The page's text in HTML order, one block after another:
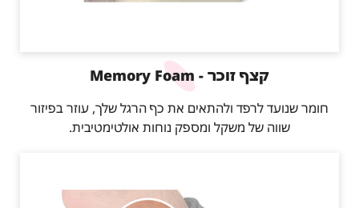
קצף זוכר - Memory Foam
חומר שנועד לרפד ולהתאים את כף הרגל שלך, עוזר בפיזור
שווה של משקל ומספק נוחות אולטימטיבית.